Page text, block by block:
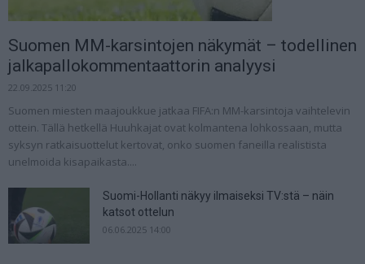
Suomen MM-karsintojen näkymät – todellinen
jalkapallokommentaattorin analyysi
22.09.2025 11:20
Suomen miesten maajoukkue jatkaa FIFA:n MM-karsintoja vaihtelevin
ottein. Tällä hetkellä Huuhkajat ovat kolmantena lohkossaan, mutta
syksyn ratkaisuottelut kertovat, onko suomen faneilla realistista
unelmoida kisapaikasta....
Suomi-Hollanti näkyy ilmaiseksi TV:stä – näin
katsot ottelun
06.06.2025 14:00